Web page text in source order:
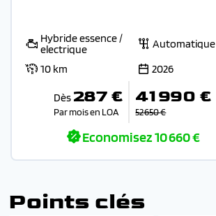
Hybride essence /
electrique
Automatique
10 km
2026
Dès 287 €
Par mois en LOA
41 990 €
52 650 €
Economisez10 660 €
Points clés